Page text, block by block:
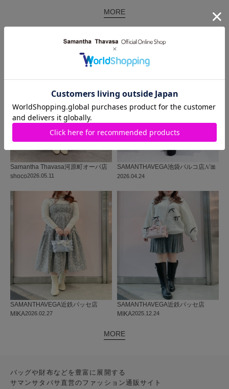
MORE
同じ商品を使った コーディネート
2026.05.11
Samantha Thavasa河原町オーパ店
shoco
2026.04.24
SAMANTHAVEGA池袋パルコ店𝓝🎀
2026.02.27
SAMANTHAVEGA近鉄パッセ店
MIKA
2025.12.24
SAMANTHAVEGA近鉄パッセ店
MIKA
MORE
バッグや財布などを豊富に展開する
サマンサタバサ直営のファッション通販サイト